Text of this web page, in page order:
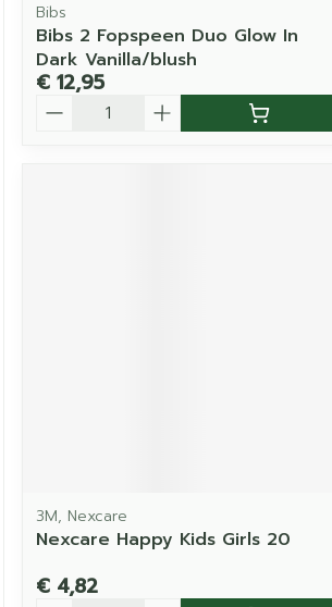
Bibs
Bibs 2 Fopspeen Duo Glow In
Dark Vanilla/blush
€ 12,95
3M, Nexcare
Nexcare Happy Kids Girls 20
€ 4,82